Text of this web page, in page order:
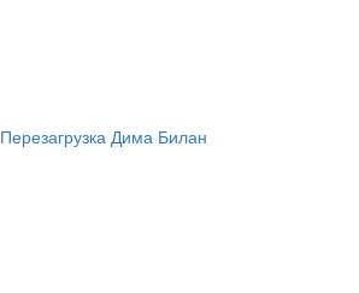
Перезагрузка Дима Билан